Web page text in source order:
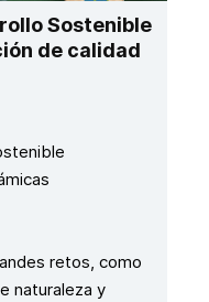
Sostenible
de calidad​
retos, como
naturaleza y